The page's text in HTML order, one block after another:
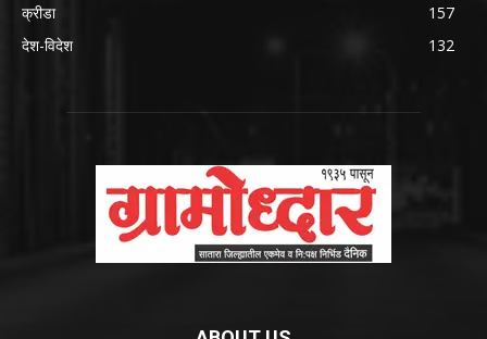
क्रीडा
157
देश-विदेश
132